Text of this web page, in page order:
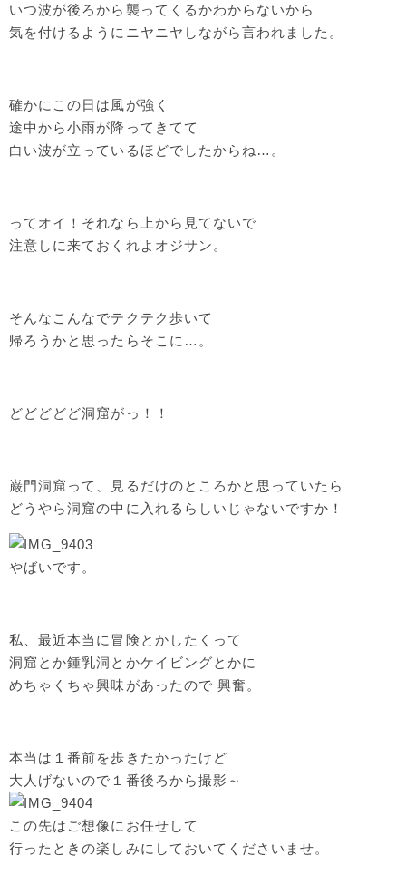
いつ波が後ろから襲ってくるかわからないから
気を付けるようにニヤニヤしながら言われました。
確かにこの日は風が強く
途中から小雨が降ってきてて
白い波が立っているほどでしたからね…。
ってオイ！それなら上から見てないで
注意しに来ておくれよオジサン。
そんなこんなでテクテク歩いて
帰ろうかと思ったらそこに…。
どどどどど洞窟がっ！！
巌門洞窟って、見るだけのところかと思っていたら
どうやら洞窟の中に入れるらしいじゃないですか！
やばいです。
私、最近本当に冒険とかしたくって
洞窟とか鍾乳洞とかケイビングとかに
めちゃくちゃ興味があったので 興奮。
本当は１番前を歩きたかったけど
大人げないので１番後ろから撮影～
この先はご想像にお任せして
行ったときの楽しみにしておいてくださいませ。